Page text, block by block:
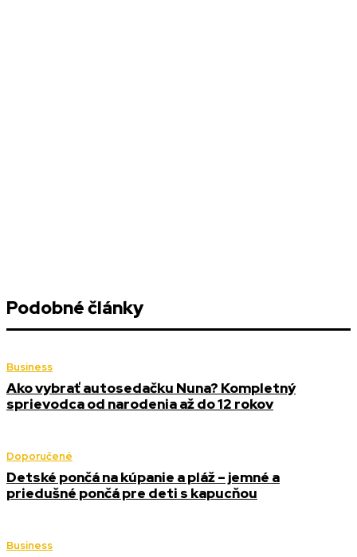
Podobné články
Business
Ako vybrať autosedačku Nuna? Kompletný
sprievodca od narodenia až do 12 rokov
Doporučené
Detské pončá na kúpanie a pláž – jemné a
priedušné pončá pre deti s kapucňou
Business